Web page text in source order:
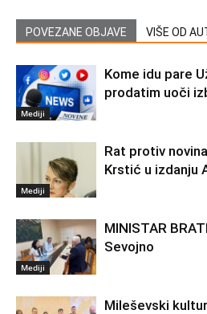
POVEZANE OBJAVE VIŠE OD
Mediji
Kome idu pare
prodatim uoči
Mediji
Rat protiv
Krstić u izdanju
Mediji
MINISTAR
Sevojno
Mileševski